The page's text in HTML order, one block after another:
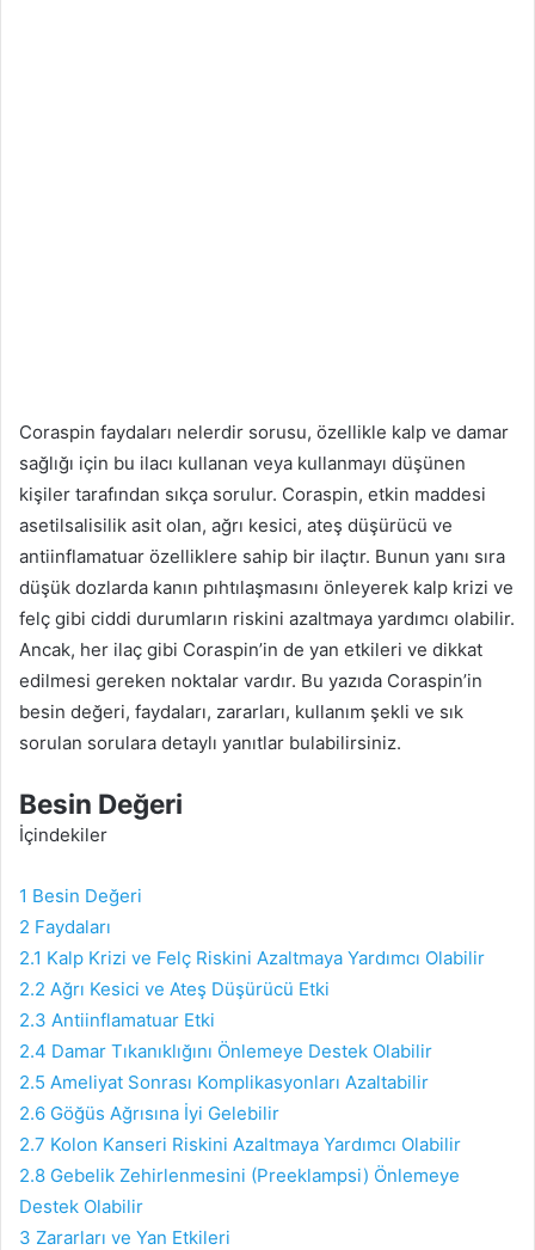
Coraspin faydaları nelerdir sorusu, özellikle kalp ve damar
sağlığı için bu ilacı kullanan veya kullanmayı düşünen
kişiler tarafından sıkça sorulur. Coraspin, etkin maddesi
asetilsalisilik asit olan, ağrı kesici, ateş düşürücü ve
antiinflamatuar özelliklere sahip bir ilaçtır. Bunun yanı sıra
düşük dozlarda kanın pıhtılaşmasını önleyerek kalp krizi ve
felç gibi ciddi durumların riskini azaltmaya yardımcı olabilir.
Ancak, her ilaç gibi Coraspin’in de yan etkileri ve dikkat
edilmesi gereken noktalar vardır. Bu yazıda Coraspin’in
besin değeri, faydaları, zararları, kullanım şekli ve sık
sorulan sorulara detaylı yanıtlar bulabilirsiniz.
Besin Değeri
İçindekiler
1 Besin Değeri
2 Faydaları
2.1 Kalp Krizi ve Felç Riskini Azaltmaya Yardımcı Olabilir
2.2 Ağrı Kesici ve Ateş Düşürücü Etki
2.3 Antiinflamatuar Etki
2.4 Damar Tıkanıklığını Önlemeye Destek Olabilir
2.5 Ameliyat Sonrası Komplikasyonları Azaltabilir
2.6 Göğüs Ağrısına İyi Gelebilir
2.7 Kolon Kanseri Riskini Azaltmaya Yardımcı Olabilir
2.8 Gebelik Zehirlenmesini (Preeklampsi) Önlemeye
Destek Olabilir
3 Zararları ve Yan Etkileri